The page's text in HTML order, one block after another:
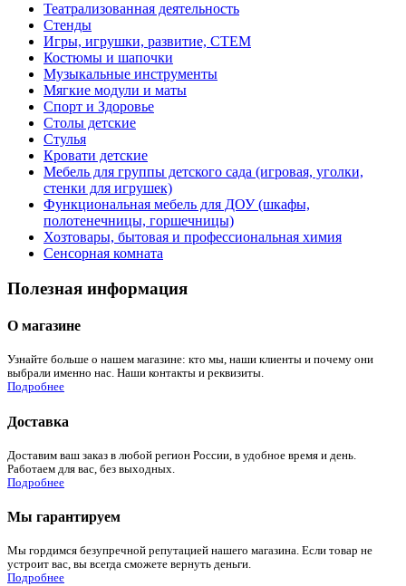
Театрализованная деятельность
Стенды
Игры, игрушки, развитие, СТЕМ
Костюмы и шапочки
Музыкальные инструменты
Мягкие модули и маты
Спорт и Здоровье
Столы детские
Стулья
Кровати детские
Мебель для группы детского сада (игровая, уголки,
стенки для игрушек)
Функциональная мебель для ДОУ (шкафы,
полотенечницы, горшечницы)
Хозтовары, бытовая и профессиональная химия
Сенсорная комната
Полезная информация
О магазине
Узнайте больше о нашем магазине: кто мы, наши клиенты и почему они
выбрали именно нас. Наши контакты и реквизиты.
Подробнее
Доставка
Доставим ваш заказ в любой регион России, в удобное время и день.
Работаем для вас, без выходных.
Подробнее
Мы гарантируем
Мы гордимся безупречной репутацией нашего магазина. Если товар не
устроит вас, вы всегда сможете вернуть деньги.
Подробнее